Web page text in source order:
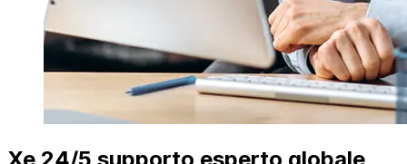
Xe 24/5 supporto esperto globale